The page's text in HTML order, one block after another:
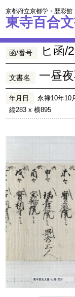
京都府立京都学・歴彩館
東寺百合
函/番号 ヒ函/
文書名 一昼
年月日 永禄10年10
縦283 x 横895